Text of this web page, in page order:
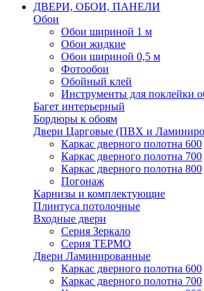
ДВЕРИ, ОБОИ, ПАНЕЛИ
Обои
Обои шириной 1 м
Обои жидкие
Обои шириной 0,5 м
Фотообои
Обойный клей
Инструменты для поклейки
Багет интерьерный
Бордюры к обоям
Двери Царговые (ПВХ и
Каркас дверного полотна 600
Каркас дверного полотна 700
Каркас дверного полотна 800
Погонаж
Карнизы и комплектующие
Плинтуса потолочные
Входные двери
Серия Зеркало
Серия ТЕРМО
Двери Ламинированные
Каркас дверного полотна 600
Каркас дверного полотна 700